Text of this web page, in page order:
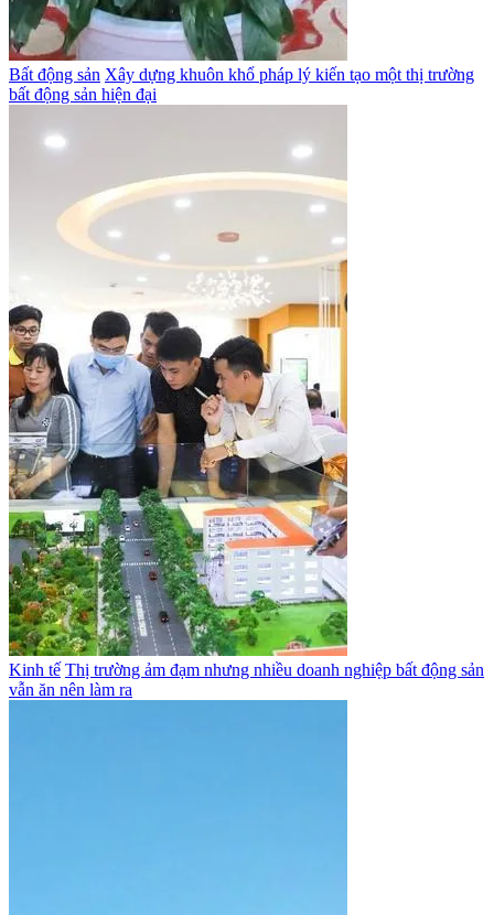
Bất động sản Xây dựng khuôn khổ pháp lý kiến tạo một thị trường
bất động sản hiện đại
Kinh tế Thị trường ảm đạm nhưng nhiều doanh nghiệp bất động sản
vẫn ăn nên làm ra